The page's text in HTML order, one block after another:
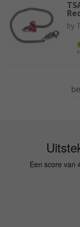
by